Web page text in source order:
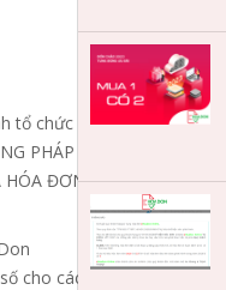
tổ chức
PHÁP
HÓA ĐƠN
cho các